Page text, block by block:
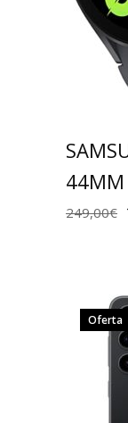
44MM
249,00€
Oferta